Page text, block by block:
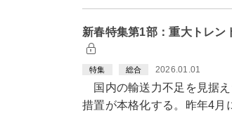
新春特集第1部：重大トレ
特集 総合 2026.01.01
国内の輸送力不足を見据
措置が本格化する。昨年4月